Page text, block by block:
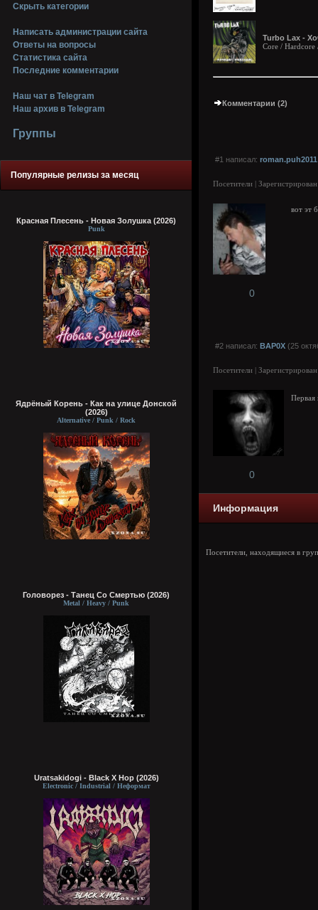
Скрыть категории
Написать администрации сайта
Ответы на вопросы
Статистика сайта
Последние комментарии
Наш чат в Telegram
Наш архив в Telegram
Группы
Популярные релизы за месяц
Красная Плесень - Новая Золушка (2026)
Punk
Ядрёный Корень - Как на улице Донской
(2026)
Alternative / Punk / Rock
Головорез - Tанец Со Смертью (2026)
Metal / Heavy / Punk
Uratsakidogi - Black X Hop (2026)
Electronic / Industrial / Неформат
Turbo Lax -
Core / Hardcore
Комментарии (2)
#1 написал: roman.puh2011
Посетители |
вот эт
0
#2 написал: BAP0X (25
Посетители |
Первая
0
Информация
Посетители, находящиеся в